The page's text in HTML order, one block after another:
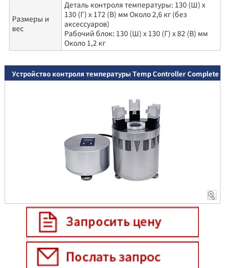
Размеры и
вес
Деталь контроля температуры: 130 (Ш) x
130 (Г) x 172 (В) мм Около 2,6 кг (без
аксессуаров)
Рабочий блок: 130 (Ш) x 130 (Г) x 82 (В) мм
Около 1,2 кг
Устройство контроля температуры Temp Controller Complete